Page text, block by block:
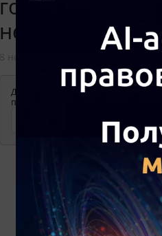
неприменимы?
Для просмотра актуального
применения документа,